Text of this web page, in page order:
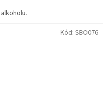
Kód: SBO076